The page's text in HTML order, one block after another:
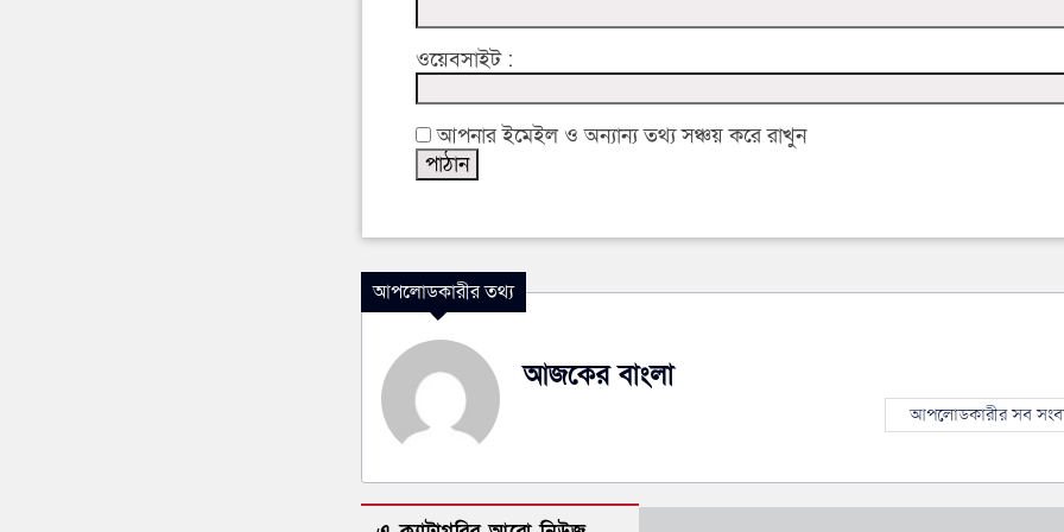
ওয়েবসাইট :
আপনার ইমেইল ও অন্যান্য তথ্য সঞ্চয় করে রাখুন
আপলোডকারীর তথ্য
আজকের বাংলা
আপলোডকারীর সব